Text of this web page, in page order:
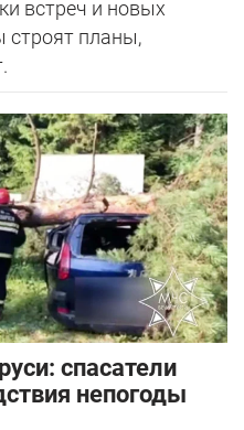
встреч и новых
строят планы,
спасатели
непогоды